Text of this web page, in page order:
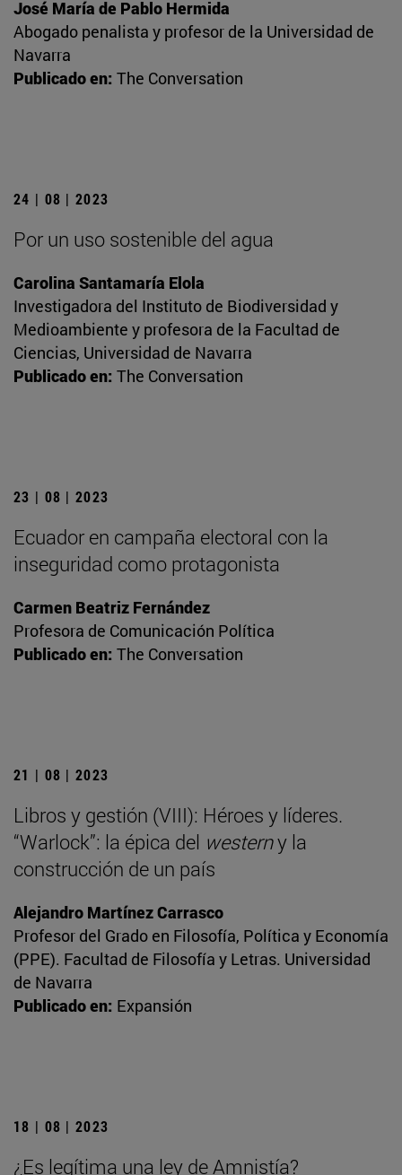
José María de Pablo Hermida
Abogado penalista y profesor de la Universidad de
Navarra
Publicado en: The Conversation
24 | 08 | 2023
Por un uso sostenible del agua
Carolina Santamaría Elola
Investigadora del Instituto de Biodiversidad y
Medioambiente y profesora de la Facultad de
Ciencias, Universidad de Navarra
Publicado en: The Conversation
23 | 08 | 2023
Ecuador en campaña electoral con la
inseguridad como protagonista
Carmen Beatriz Fernández
Profesora de Comunicación Política
Publicado en: The Conversation
21 | 08 | 2023
Libros y gestión (VIII): Héroes y líderes.
“Warlock”: la épica del westerny la
construcción de un país
Alejandro Martínez Carrasco
Profesor del Grado en Filosofía, Política y Economía
(PPE). Facultad de Filosofía y Letras. Universidad
de Navarra
Publicado en: Expansión
18 | 08 | 2023
¿Es legítima una ley de Amnistía?